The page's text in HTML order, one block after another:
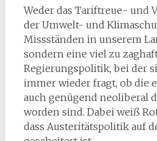
Weder das Tariftreue- und
der Umwelt- und
Missständen in unserem
sondern eine viel zu
Regierungspolitik, bei der
immer wieder fragt, ob die
auch genügend neoliberal
worden sind. Dabei weiß
dass Austeritätspolitik auf